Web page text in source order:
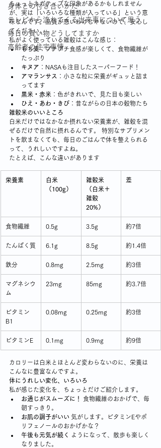
身体との付き合いかた
テレビから流れてくる出来事について思う
毎日の買い物どうしてますか
高齢者の住宅事情
ちょっとネガティブな印象があるかもしれません
が、実は「いろいろな種類が入っている」という意
味なんです。品質が悪いわけじゃないので、安心し
てください。
私がよく使っている雑穀はこんな感じ：
もち麦：プチプチ食感が楽しくて、食物繊維が
たっぷり
キヌア ：NASAも注目したスーパーフード！
アマランサス ：小さな粒に栄養がギュッと詰ま
ってます
黒米・赤米 ：色がきれいで、見た目も楽しい
ひえ・あわ・きび ：昔ながらの日本の穀物たち
雑穀米のいいところ
白米だけではなかなか摂れない栄養素が、雑穀を混
ぜるだけで自然に摂れるんです。 特別なサプリメン
トを飲まなくても、毎日のごはんで体を整えられる
って、うれしいですよね。
たとえば、こんな違いがあります
栄養素
白米
（100g）
雑穀米
（白米＋
雑穀
20%）
差
食物繊維 0.5g 3.5g 約7倍
たんぱく質 6.1g 8.5g 約1.4倍
鉄分 0.8mg 2.5mg 約3倍
マグネシウ
ム
23mg 85mg 約3.7倍
ビタミン
B1
0.08mg 0.25mg 約3倍
ビタミンE 0.1mg 0.9mg 約9倍
カロリーは白米とほとんど変わらないのに、栄養は
こんなに豊富なんですよ。
体にうれしい変化、いろいろ
私が感じた変化を、ちょっとだけご紹介します。
お通じがスムーズに！
食物繊維のおかげで、毎
朝すっきり。
お肌の調子がいい 気がします。ビタミンEやポ
リフェノールのおかげかな？
午後も元気が続く
ようになって、散歩も楽しく
なりました。